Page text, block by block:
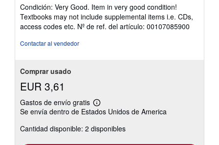
vendedor:
5
de
Condición: Very Good. Item in very good condition!
Textbooks may not include supplemental items i.e. CDs,
access codes etc. Nº de ref. del artículo: 00107085900
Contactar al vendedor
Comprar usado
EUR 3,61
Gastos de envío gratis
Más
información
las
tarifas
Se envía dentro de Estados Unidos de America
Cantidad disponible: 2 disponibles